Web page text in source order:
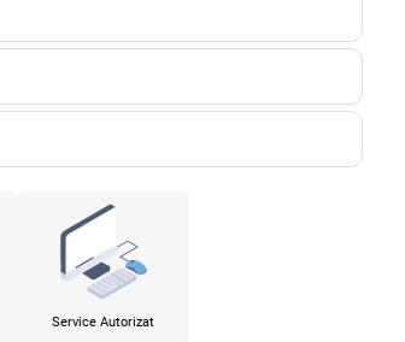
Service Autorizat